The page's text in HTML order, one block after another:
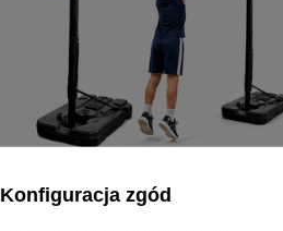
Regulowany Stojak 190-250cM CDB-
Konfiguracja zgód